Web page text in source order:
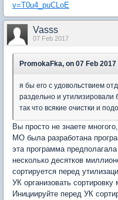
v=T0u4_puCLoE
Vasss
07 Feb 2017
PromokaFka, on 07 Feb 2017
я бы его с удовольствием
раздельно и утилизировали
так что всякие очистки и
Вы просто не знаете
МО была разработана
эта программа
несколько десятков
сортируется перед
УК организовать сортировку
Инициируйте перед УК